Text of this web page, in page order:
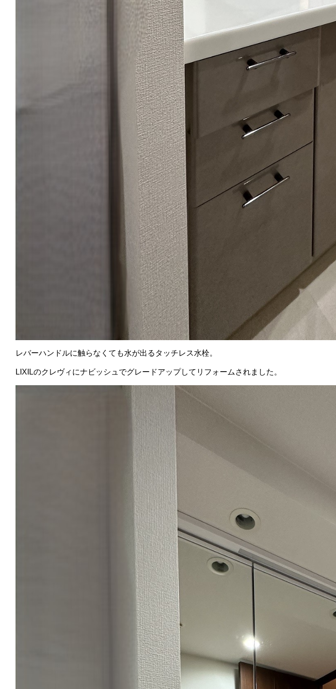
レバーハンドルに触らなくても水が出るタッチレス水栓。
LIXILのクレヴィにナビッシュでグレードアップしてリフォームされました。